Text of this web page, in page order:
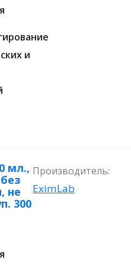
и
мл.,
не
300
Производитель:
EximLab